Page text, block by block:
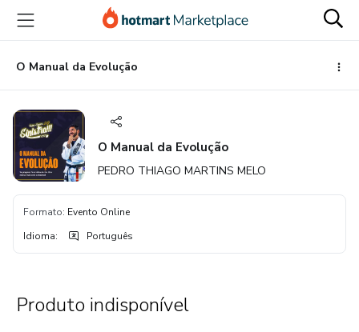
para
conteúdo
principal
para
pagamento
para
rodapéO Manual da Evolução
O Manual da Evolução
PEDRO THIAGO MARTINS MELO
Formato: Evento Online
Idioma: Português
Produto indisponível